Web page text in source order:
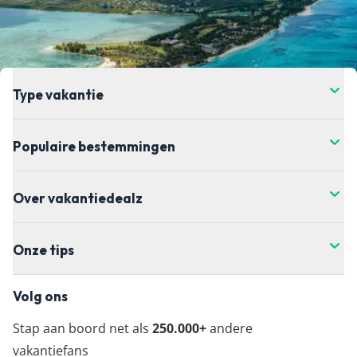
Type vakantie
Populaire bestemmingen
Over vakantiedealz
Onze tips
Volg ons
Stap aan boord net als 250.000+andere
vakantiefans